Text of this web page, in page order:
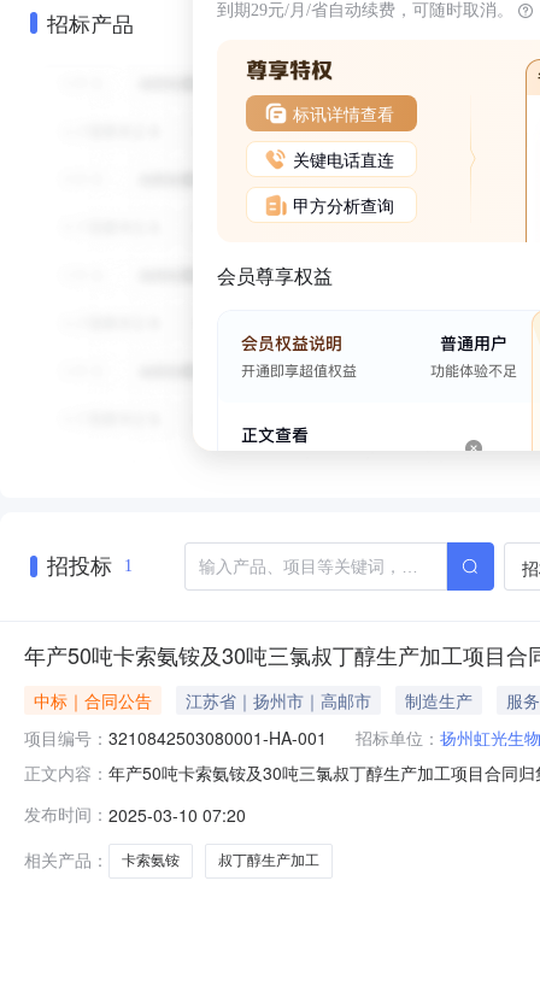
招标产品 到期29元/月/省自动续费，可随时取消。
标讯详情查看
关键电话直连
甲方分析查询
会员尊享权益
招投标 1
年产50吨卡索氨铵及30吨三氯叔丁醇生产加工项目合
中标｜合同公告 江苏省｜扬州市｜高邮市 制造生产
服务
项目编号： 3210842503080001-HA-001 招标单位： 扬州虹光生
正文内容： 年产50吨卡索氨铵及30吨三氯叔丁醇生产加工项目合同
1600平方米发包单位名称扬州虹光生物科技有限公司统
发布时间： 2025-03-10 07:20
相关产品：
卡索氨铵 叔丁醇生产加工